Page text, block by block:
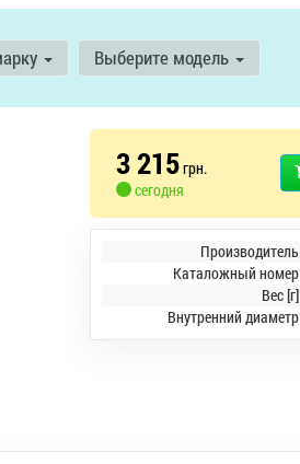
Выберите модель
3 215грн.
сегодня
Производитель
Каталожный номер
Вес [г]
Внутренний диаметр